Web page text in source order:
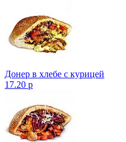
Донер в хлебе с курицей
17.20 р